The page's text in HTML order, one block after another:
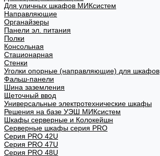
Для уличных шкафов МИКсистем
Направляющие
Органайзеры
Панели эл. питания
Полки
Консольная
Стационарная
Стенки
Уголки опорные (направляющие) для шкафов
Фальш-панели
Шина заземления
Щеточный ввод
Универсальные электротехнические шкафы
Решения на базе УЭШ МИКсистем
Шкафы серверные и Колокейшн
Серверные шкафы серия PRO
Серия PRO 42U
Серия PRO 47U
Серия PRO 48U